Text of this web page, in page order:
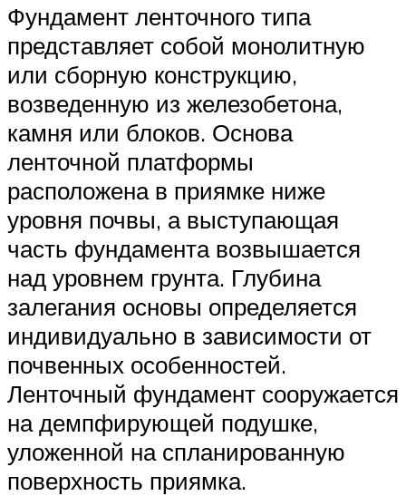
Фундамент ленточного типа
представляет собой монолитную
или сборную конструкцию,
возведенную из железобетона,
камня или блоков. Основа
ленточной платформы
расположена в приямке ниже
уровня почвы, а выступающая
часть фундамента возвышается
над уровнем грунта. Глубина
залегания основы определяется
индивидуально в зависимости от
почвенных особенностей.
Ленточный фундамент сооружается
на демпфирующей подушке,
уложенной на спланированную
поверхность приямка.